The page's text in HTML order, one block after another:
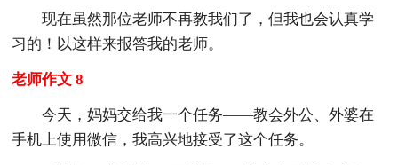
现在虽然那位老师不再教我们了，但我也会认真学
习的！以这样来报答我的老师。
老师作文 8
今天，妈妈交给我一个任务——教会外公、外婆在
手机上使用微信，我高兴地接受了这个任务。